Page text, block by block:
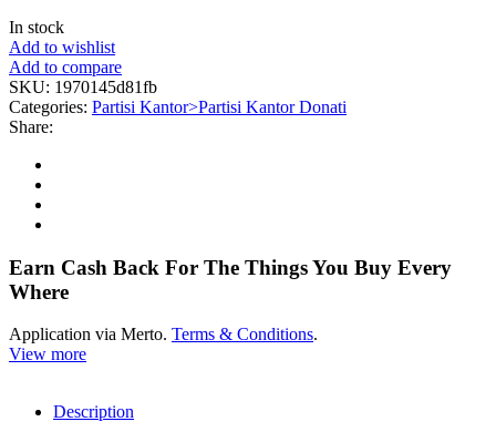
In stock
Add to wishlist
Add to compare
SKU: 1970145d81fb
Categories: Partisi Kantor>Partisi Kantor Donati
Share:
Earn Cash Back For The Things You Buy Every
Where
Application via Merto. Terms & Conditions.
View more
Description